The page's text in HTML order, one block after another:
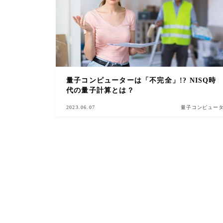
量子コンピューターは「不完全」!? NISQ時
代の量子計算とは？
2023.06.07 量子コンピュー